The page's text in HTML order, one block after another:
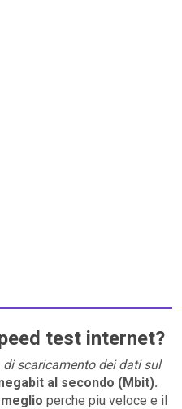
test internet?
scaricamento dei dati sul
al secondo (Mbit).
perche piu veloce e il